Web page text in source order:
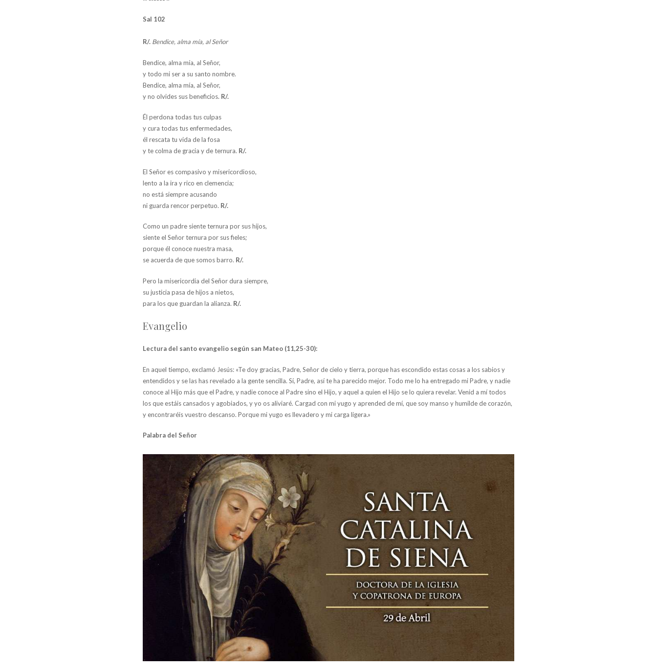
Sal 102
R/. Bendice, alma mía, al Señor
Bendice, alma mía, al Señor,
y todo mi ser a su santo nombre.
Bendice, alma mía, al Señor,
y no olvides sus beneficios. R/.
Él perdona todas tus culpas
y cura todas tus enfermedades,
él rescata tu vida de la fosa
y te colma de gracia y de ternura. R/.
El Señor es compasivo y misericordioso,
lento a la ira y rico en clemencia;
no está siempre acusando
ni guarda rencor perpetuo. R/.
Como un padre siente ternura por sus hijos,
siente el Señor ternura por sus fieles;
porque él conoce nuestra masa,
se acuerda de que somos barro. R/.
Pero la misericordia del Señor dura siempre,
su justicia pasa de hijos a nietos,
para los que guardan la alianza. R/.
Evangelio
Lectura del santo evangelio según san Mateo (11,25-30):
En aquel tiempo, exclamó Jesús: «Te doy gracias, Padre, Señor de cielo y tierra, porque has escondido estas cosas a los sabios y
entendidos y se las has revelado a la gente sencilla. Sí, Padre, así te ha parecido mejor. Todo me lo ha entregado mi Padre, y nadie
conoce al Hijo más que el Padre, y nadie conoce al Padre sino el Hijo, y aquel a quien el Hijo se lo quiera revelar. Venid a mí todos
los que estáis cansados y agobiados, y yo os aliviaré. Cargad con mi yugo y aprended de mí, que soy manso y humilde de corazón,
y encontraréis vuestro descanso. Porque mi yugo es llevadero y mi carga ligera.»
Palabra del Señor